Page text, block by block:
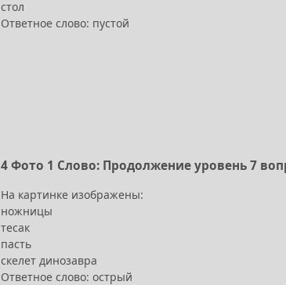
стол
Ответное слово: пустой
4 Фото 1 Слово: Продолжение уровень 7
На картинке изображены:
ножницы
тесак
пасть
скелет динозавра
Ответное слово: острый